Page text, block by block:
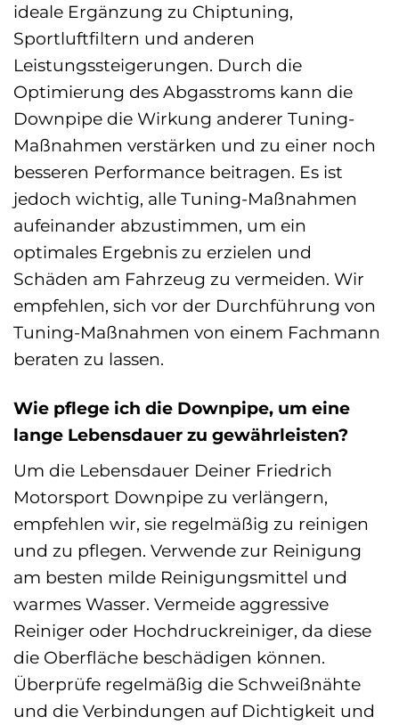
ideale Ergänzung zu Chiptuning,
Sportluftfiltern und anderen
Leistungssteigerungen. Durch die
Optimierung des Abgasstroms kann die
Downpipe die Wirkung anderer Tuning-
Maßnahmen verstärken und zu einer noch
besseren Performance beitragen. Es ist
jedoch wichtig, alle Tuning-Maßnahmen
aufeinander abzustimmen, um ein
optimales Ergebnis zu erzielen und
Schäden am Fahrzeug zu vermeiden. Wir
empfehlen, sich vor der Durchführung von
Tuning-Maßnahmen von einem Fachmann
beraten zu lassen.
Wie pflege ich die Downpipe, um eine
lange Lebensdauer zu gewährleisten?
Um die Lebensdauer Deiner Friedrich
Motorsport Downpipe zu verlängern,
empfehlen wir, sie regelmäßig zu reinigen
und zu pflegen. Verwende zur Reinigung
am besten milde Reinigungsmittel und
warmes Wasser. Vermeide aggressive
Reiniger oder Hochdruckreiniger, da diese
die Oberfläche beschädigen können.
Überprüfe regelmäßig die Schweißnähte
und die Verbindungen auf Dichtigkeit und